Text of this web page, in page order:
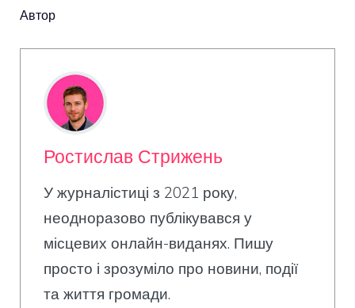
Автор
Ростислав Стрижень
У журналістиці з 2021 року,
неодноразово публікувався у
місцевих онлайн-виданях. Пишу
просто і зрозуміло про новини, події
та життя громади.